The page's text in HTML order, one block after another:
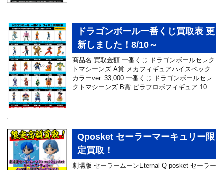
ドラゴンボール一番くじ買取表 更
新しました！8/10～
商品名 買取金額 一番くじ ドラゴンボールセレク
トマシーンズ A賞 メカフィギュアハイスペック
カラーver. 33,000 一番くじ ドラゴンボールセレ
クトマシーンズ B賞 ピラフロボフィギュア 10 …
Qposket セーラーマーキュリー限
定買取！
劇場版 セーラームーンEternal Q posket セーラー